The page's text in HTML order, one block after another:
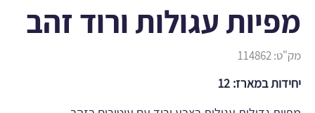
מפיות עגולות ורוד זהב
מק"ט:114862
יחידות במארז: 12